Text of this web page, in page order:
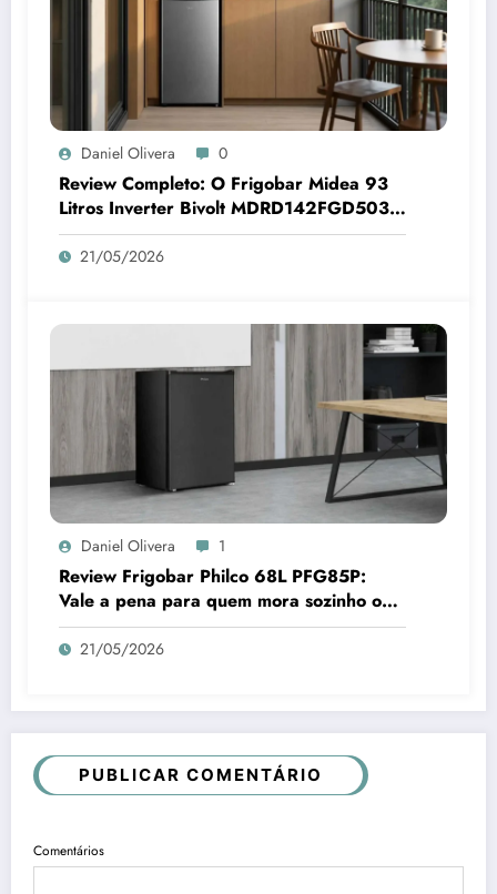
Daniel Olivera 0
Review Completo: O Frigobar Midea 93
Litros Inverter Bivolt MDRD142FGD503 é
Bom e Econômico?
21/05/2026
Daniel Olivera 1
Review Frigobar Philco 68L PFG85P:
Vale a pena para quem mora sozinho ou
quer economia em 2026?
21/05/2026
PUBLICAR COMENTÁRIO
Comentários